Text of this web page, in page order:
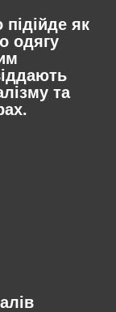
як
одягу
та